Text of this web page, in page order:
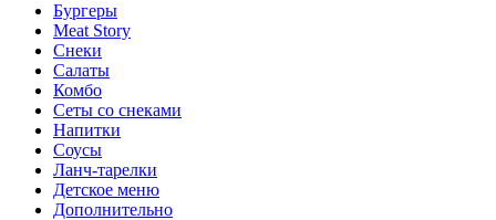
Бургеры
Meat Story
Снеки
Салаты
Комбо
Сеты со снеками
Напитки
Соусы
Ланч-тарелки
Детское меню
Дополнительно